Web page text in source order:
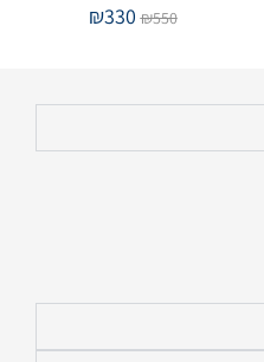
₪550
₪330